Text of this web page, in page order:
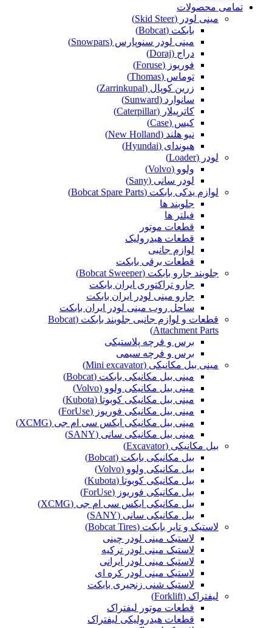
تمامی محصولات
مینی لودر (Skid Steer)
بابکت (Bobcat)
مینی لودر سنوپارس (Snowpars)
دراج (Doraj)
فوریوز (Foruse)
توماس (Thomas)
زرین کوپال (Zarrinkupal)
سانوارد (Sunward)
کاترپیلار (Caterpillar)
کیس (Case)
نیو هلند (New Holland)
هیوندای (Hyundai)
لودر (Loader)
ولوو (Volvo)
لودر سانی (Sany)
لوازم یدکی بابکت (Bobcat Spare Parts)
جلوبند ها
فیلتر ها
قطعات موتور
قطعات هیدرولیک
لوازم جانبی
قطعات برقی بابکت
جلوبند جارو بابکت (Bobcat Sweeper)
جارو تراکتوری ایران بابکت
جارو مینی لودر ایران بابکت
ساحل روب مینی لودر ایران بابکت
قطعات و لوازم جانبی جلوبند بابکت (Bobcat
Attachment Parts)
برس و فرچه پلاستیکی
برس و فرچه سیمی
مینی بیل مکانیکی (Mini excavator)
مینی بیل مکانیکی بابکت (Bobcat)
مینی بیل مکانیکی ولوو (Volvo)
مینی بیل مکانیکی کوبوتا (Kubota)
مینی بیل مکانیکی فوریوز (ForUse)
مینی بیل مکانیکی ایکس سی ام جی (XCMG)
مینی بیل مکانیکی سانی (SANY)
بیل مکانیکی (Excavator)
بیل مکانیکی بابکت (Bobcat)
بیل مکانیکی ولوو (Volvo)
بیل مکانیکی کوبوتا (Kubota)
بیل مکانیکی فوریوز (ForUse)
بیل مکانیکی ایکس سی ام جی (XCMG)
بیل مکانیکی سانی (SANY)
لاستیک و تایر بابکت (Bobcat Tires)
لاستیک مینی لودر چینی
لاستیک مینی لودر ترکیه
لاستیک مینی لودر ایرانی
لاستیک مینی لودر کره ای
لاستیک شنی زنجیری بابکت
لیفتراک (Forklift)
قطعات موتور لیفتراک
قطعات هیدرولیکی لیفتراک